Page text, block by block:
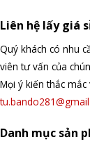
Liên hệ lấy giá
Quý khách có nhu
viên tư vấn của
Mọi ý kiến thắc
Danh mục sản